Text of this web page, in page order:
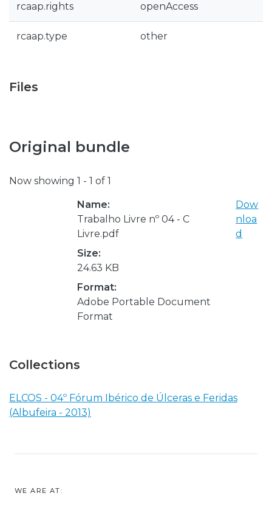
rcaap.rights openAccess
rcaap.type other
Files
Original bundle
Now showing 1 - 1 of 1
Name:
Trabalho Livre nº 04 - C
Livre.pdf
Size:
24.63 KB
Format:
Adobe Portable Document
Format
Dow
nloa
d
Collections
ELCOS - 04º Fórum Ibérico de Úlceras e Feridas
(Albufeira - 2013)
WE ARE AT: